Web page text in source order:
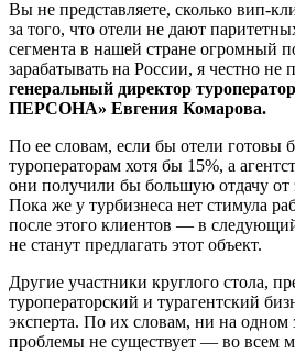
Вы не представляете, сколько вип-
за того, что отели не дают
сегмента в нашей стране огромный
зарабатывать на России, я честно
генеральный директор
ПЕРСОНА» Евгения Комарова.
По ее словам, если бы отели готовы
туроператорам хотя бы 15%, а
они получили бы большую отдачу от
Пока же у турбизнеса нет стимула
после этого клиентов — в
не станут предлагать этот объект.
Другие участники круглого стола,
туроператорский и турагентский
эксперта. По их словам, ни на одном
проблемы не существует — во всем